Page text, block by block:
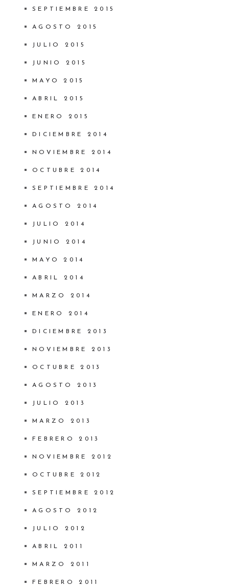
SEPTIEMBRE 2015
AGOSTO 2015
JULIO 2015
JUNIO 2015
MAYO 2015
ABRIL 2015
ENERO 2015
DICIEMBRE 2014
NOVIEMBRE 2014
OCTUBRE 2014
SEPTIEMBRE 2014
AGOSTO 2014
JULIO 2014
JUNIO 2014
MAYO 2014
ABRIL 2014
MARZO 2014
ENERO 2014
DICIEMBRE 2013
NOVIEMBRE 2013
OCTUBRE 2013
AGOSTO 2013
JULIO 2013
MARZO 2013
FEBRERO 2013
NOVIEMBRE 2012
OCTUBRE 2012
SEPTIEMBRE 2012
AGOSTO 2012
JULIO 2012
ABRIL 2011
MARZO 2011
FEBRERO 2011